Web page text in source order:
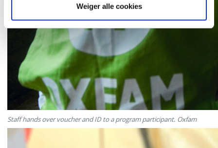
Weiger alle cookies
Staff hands over voucher and ID to a program participant. Oxfam